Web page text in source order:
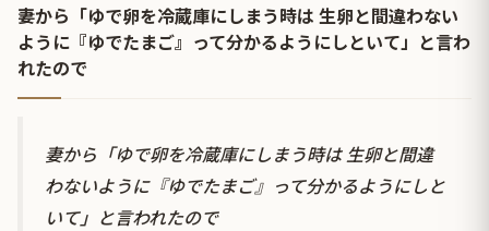
妻から「ゆで卵を冷蔵庫にしまう時は 生卵と間違わない
ように『ゆでたまご』って分かるようにしといて」と言わ
れたので
妻から「ゆで卵を冷蔵庫にしまう時は 生卵と間違
わないように『ゆでたまご』って分かるようにしと
いて」と言われたので